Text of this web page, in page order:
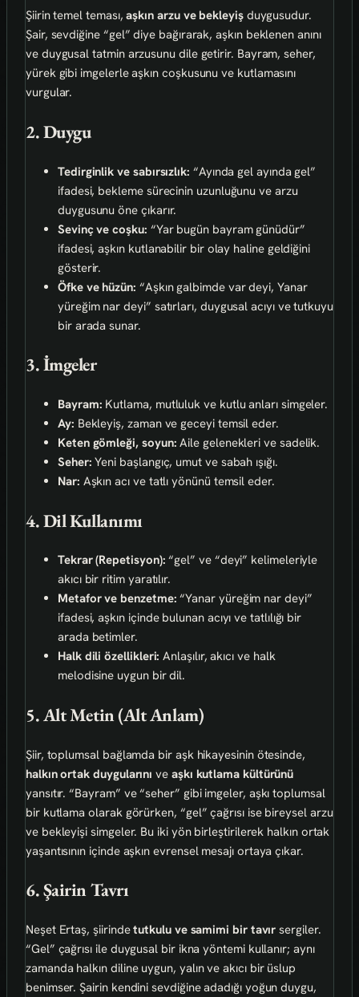
Şiirin temel teması,aşkın arzu ve bekleyişduygusudur.
Şair, sevdiğine “gel” diye bağırarak, aşkın beklenen anını
ve duygusal tatmin arzusunu dile getirir. Bayram, seher,
yürek gibi imgelerle aşkın coşkusunu ve kutlamasını
vurgular.
2. Duygu
Tedirginlik ve sabırsızlık: “Ayında gel ayında gel”
ifadesi, bekleme sürecinin uzunluğunu ve arzu
duygusunu öne çıkarır.
Sevinç ve coşku: “Yar bugün bayram günüdür”
ifadesi, aşkın kutlanabilir bir olay haline geldiğini
gösterir.
Öfke ve hüzün: “Aşkın galbimde var deyi, Yanar
yüreğim nar deyi” satırları, duygusal acıyı ve tutkuyu
bir arada sunar.
3. İmgeler
Bayram: Kutlama, mutluluk ve kutlu anları simgeler.
Ay: Bekleyiş, zaman ve geceyi temsil eder.
Keten gömleği, soyun: Aile gelenekleri ve sadelik.
Seher: Yeni başlangıç, umut ve sabah ışığı.
Nar: Aşkın acı ve tatlı yönünü temsil eder.
4. Dil Kullanımı
Tekrar (Repetisyon): “gel” ve “deyi” kelimeleriyle
akıcı bir ritim yaratılır.
Metafor ve benzetme: “Yanar yüreğim nar deyi”
ifadesi, aşkın içinde bulunan acıyı ve tatlılığı bir
arada betimler.
Halk dili özellikleri: Anlaşılır, akıcı ve halk
melodisine uygun bir dil.
5. Alt Metin (Alt Anlam)
Şiir, toplumsal bağlamda bir aşk hikayesinin ötesinde,
halkın ortak duygularını ve aşkı kutlama kültürünü
yansıtır. “Bayram” ve “seher” gibi imgeler, aşkı toplumsal
bir kutlama olarak görürken, “gel” çağrısı ise bireysel arzu
ve bekleyişi simgeler. Bu iki yön birleştirilerek halkın ortak
yaşantısının içinde aşkın evrensel mesajı ortaya çıkar.
6. Şairin Tavrı
Neşet Ertaş, şiirindetutkulu ve samimi bir tavır sergiler.
“Gel” çağrısı ile duygusal bir ikna yöntemi kullanır; aynı
zamanda halkın diline uygun, yalın ve akıcı bir üslup
benimser. Şairin kendini sevdiğine adadığı yoğun duygu,